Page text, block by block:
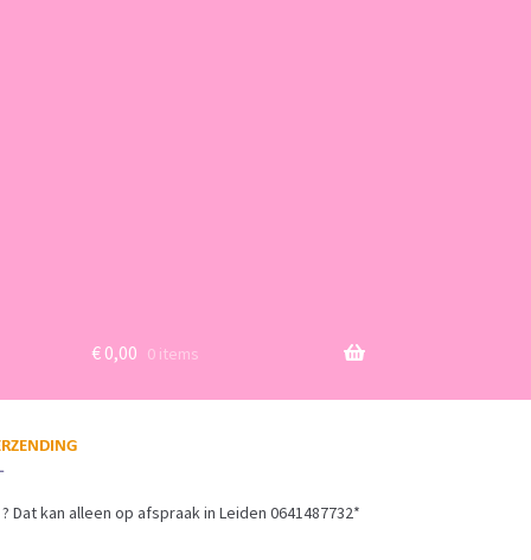
€0,00 0 items
kan alleen op afspraak in Leiden 0641487732*